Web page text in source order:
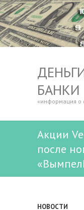
БАНКИ
«информация о
Акции
после
НОВОСТИ